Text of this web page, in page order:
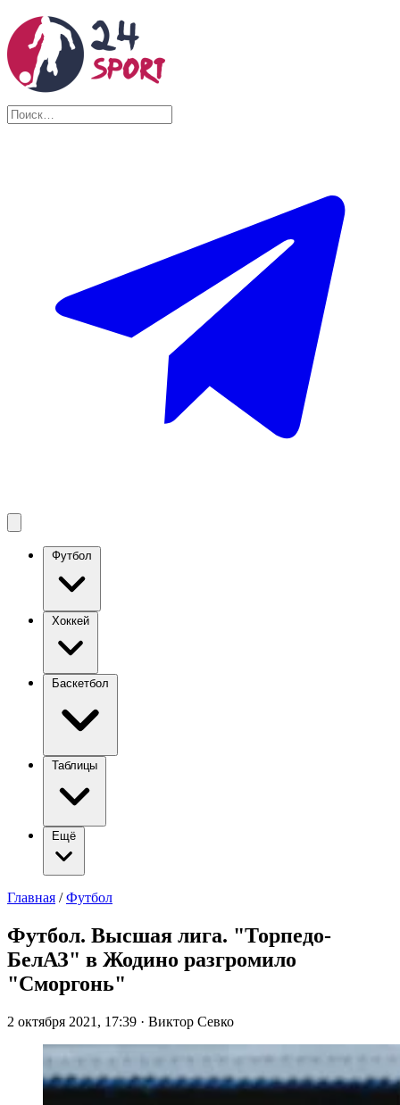
Футбол
Хоккей
Баскетбол
Таблицы
Ещё
Главная / Футбол
Футбол. Высшая лига. "Торпедо-
БелАЗ" в Жодино разгромило
"Сморгонь"
2 октября 2021, 17:39 · Виктор Севко